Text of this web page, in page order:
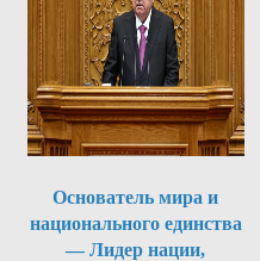
Основатель мира и
национального единства
— Лидер нации,